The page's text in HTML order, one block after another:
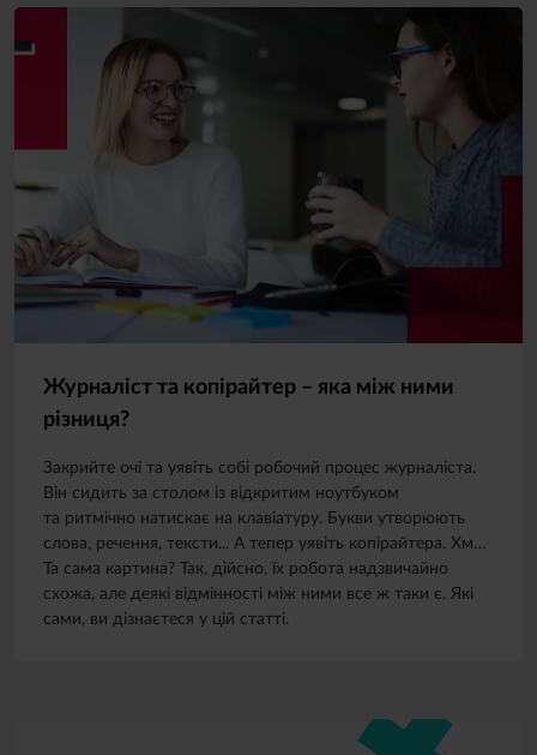
Журналіст та копірайтер – яка між ними
різниця?
Закрийте очі та уявіть собі робочий процес журналіста.
Він сидить за столом із відкритим ноутбуком
та ритмічно натискає на клавіатуру. Букви утворюють
слова, речення, тексти... А тепер уявіть копірайтера. Хм…
Та сама картина? Так, дійсно, їх робота надзвичайно
схожа, але деякі відмінності між ними все ж таки є. Які
сами, ви дізнаєтеся у цій статті.